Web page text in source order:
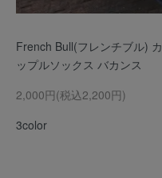
French Bull(フレンチブル) カ
ップルソックス バカンス
2,000円(税込2,200円)
3color